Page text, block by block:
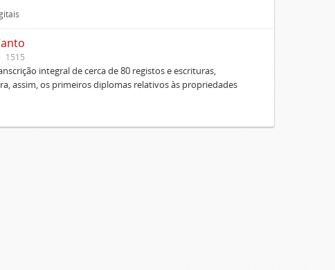
1515
integral de cerca de 80 registos e escrituras,
assim, os primeiros diplomas relativos às propriedades